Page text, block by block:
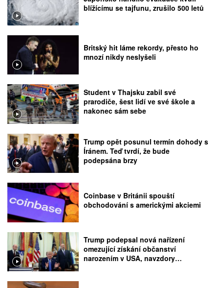
blížícímu se tajfunu, zrušilo 500 letů
Britský hit láme rekordy, přesto ho
mnozí nikdy neslyšeli
Student v Thajsku zabil své
prarodiče, šest lidí ve své škole a
nakonec sám sebe
Trump opět posunul termín dohody s
Íránem. Teď tvrdí, že bude
podepsána brzy
Coinbase v Británii spouští
obchodování s americkými akciemi
Trump podepsal nová nařízení
omezující získání občanství
narozením v USA, navzdory